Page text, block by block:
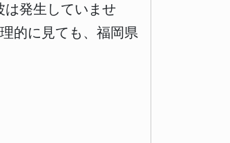
発生していませ
的に見ても、福岡県